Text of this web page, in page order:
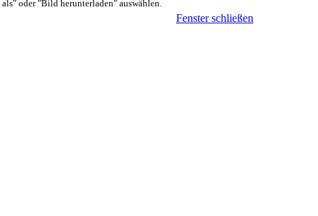
als" oder "Bild herunterladen" auswählen.
Fenster schließen